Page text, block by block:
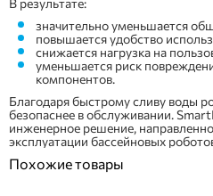
В результате:
значительно уменьшается
повышается удобство
снижается нагрузка на
уменьшается риск
компонентов.
Благодаря быстрому сливу воды
безопаснее в обслуживании.
инженерное решение,
эксплуатации бассейновых
Похожие товары